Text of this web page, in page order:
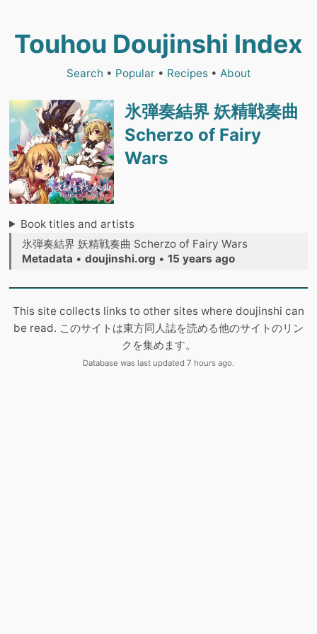
Touhou Doujinshi Index
Search • Popular• Recipes• About
氷弾奏結界 妖精戦奏曲
Scherzo of Fairy
Wars
Book titles and artists
氷弾奏結界 妖精戦奏曲 Scherzo of Fairy Wars
Metadata • doujinshi.org • 15 years ago
This site collects links to other sites where doujinshi can
be read. このサイトは東方同人誌を読める他のサイトのリン
クを集めます。
Database was last updated 7 hours ago.